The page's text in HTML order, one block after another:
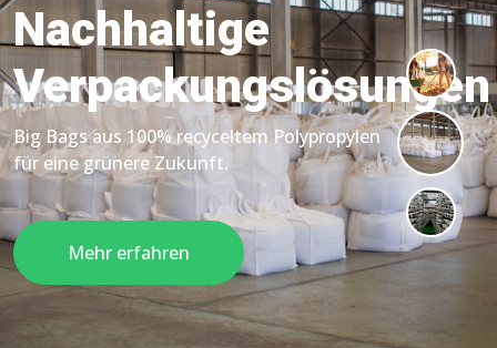
Nachhaltige
Verpackungslösungen
Big Bags aus 100% recyceltem Polypropylen
für eine grünere Zukunft.
Mehr erfahren